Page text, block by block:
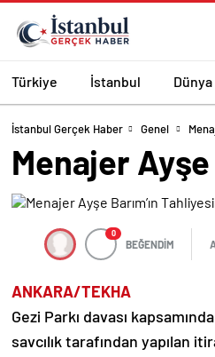
Türkiye İstanbul Dünya
İstanbul Gerçek Haber Genel
Menajer Ayşe
0
BEĞENDİM
ANKARA/TEKHA
Gezi Parkı davası
savcılık tarafından yapılan